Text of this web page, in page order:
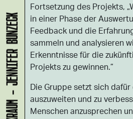
Fortsetzung des Projekts,
in einer Phase der
Feedback und die
sammeln und analysieren
Erkenntnisse für die
Projekts zu gewinnen.”
Die Gruppe setzt sich
auszuweiten und zu
Menschen anzusprechen